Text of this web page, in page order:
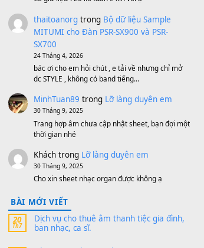
Cũ
1,200,000₫
MinhTuan89trong
[CHIA SẺ] Bộ Dữ Liệu
– Sample MITUMI V1 Cho Đàn Yamaha
11 Tháng 7, 2026
https://vietkeyboard.vn/bo-du-lieu-sample-
mitumi-cho-dan-psr-sx900-psr-sx700/
thaibaoduong68trong Bộ dữ liệu Sample
MITUMI cho Đàn PSR-SX900 và PSR-
SX700
Có giữ liệu 720 ko tuân e xin với ạ
thaitoanorgtrong